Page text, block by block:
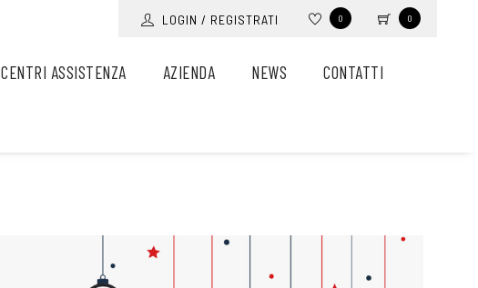
LOGIN / REGISTRATI 0 0
CENTRI ASSISTENZA AZIENDA NEWS CONTATTI